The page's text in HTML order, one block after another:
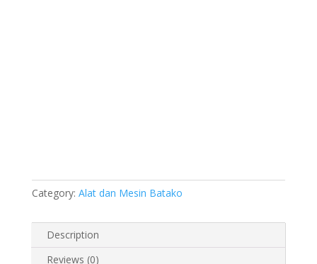
Category: Alat dan Mesin Batako
Description
Reviews (0)